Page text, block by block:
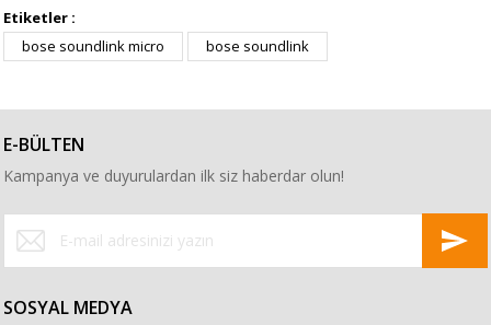
Etiketler :
bose soundlink micro
bose soundlink
E-BÜLTEN
Kampanya ve duyurulardan ilk siz haberdar olun!
SOSYAL MEDYA